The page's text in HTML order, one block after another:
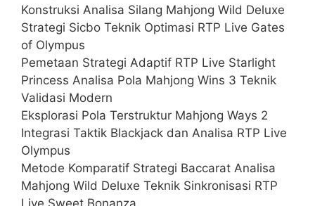
Konstruksi Analisa Silang Mahjong Wild Deluxe
Strategi Sicbo Teknik Optimasi RTP Live Gates
of Olympus
Pemetaan Strategi Adaptif RTP Live Starlight
Princess Analisa Pola Mahjong Wins 3 Teknik
Validasi Modern
Eksplorasi Pola Terstruktur Mahjong Ways 2
Integrasi Taktik Blackjack dan Analisa RTP Live
Olympus
Metode Komparatif Strategi Baccarat Analisa
Mahjong Wild Deluxe Teknik Sinkronisasi RTP
Live Sweet Bonanza